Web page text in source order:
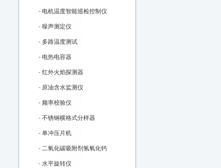
- 电机温度智能巡检控制仪
- 噪声测定仪
- 多路温度测试
- 电热电容器
- 红外火焰探测器
- 原油含水监测仪
- 频率校验仪
- 不锈钢横格式分样器
- 单冲压片机
- 二氧化碳吸附剂氢氧化钙
- 水平旋转仪